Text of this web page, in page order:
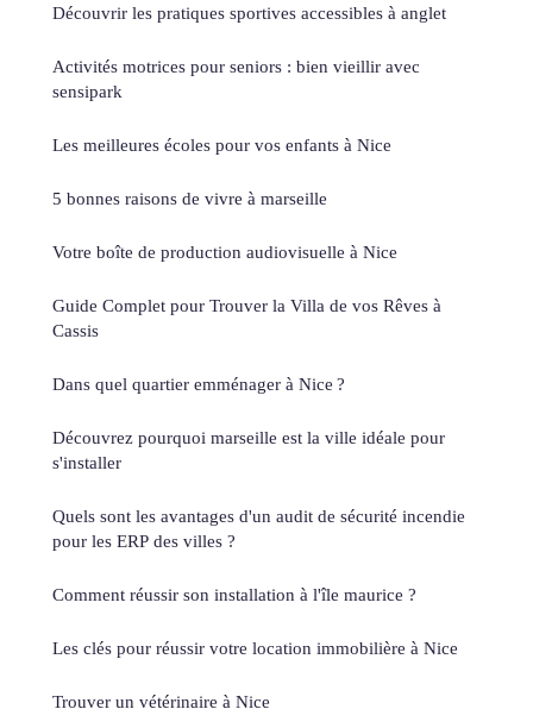
Découvrir les pratiques sportives accessibles à anglet
Activités motrices pour seniors : bien vieillir avec
sensipark
Les meilleures écoles pour vos enfants à Nice
5 bonnes raisons de vivre à marseille
Votre boîte de production audiovisuelle à Nice
Guide Complet pour Trouver la Villa de vos Rêves à
Cassis
Dans quel quartier emménager à Nice ?
Découvrez pourquoi marseille est la ville idéale pour
s'installer
Quels sont les avantages d'un audit de sécurité incendie
pour les ERP des villes ?
Comment réussir son installation à l'île maurice ?
Les clés pour réussir votre location immobilière à Nice
Trouver un vétérinaire à Nice